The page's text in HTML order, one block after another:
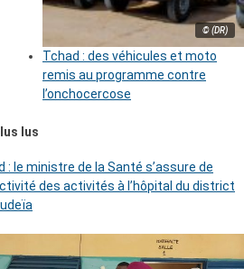
© (DR)
Tchad : des véhicules et moto
remis au programme contre
l’onchocercose
lus
: le ministre de la Santé s’assure de
des activités à l’hôpital du district